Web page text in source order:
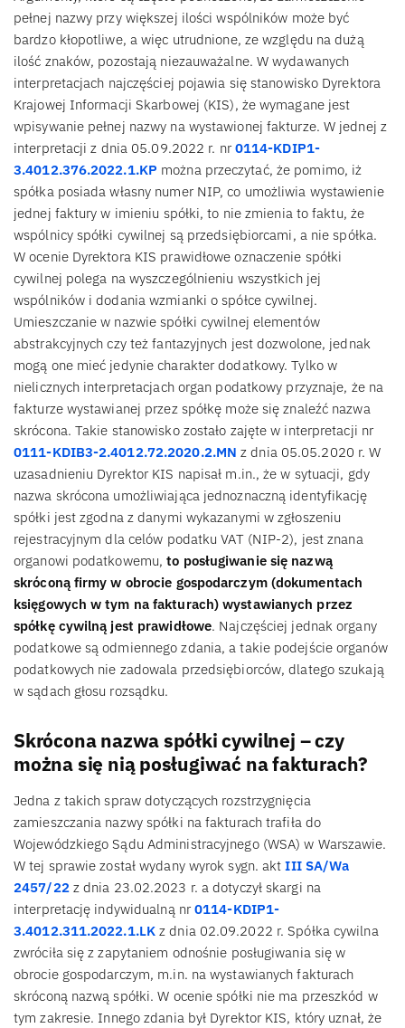
pełnej nazwy przy większej ilości wspólników może być
bardzo kłopotliwe, a więc utrudnione, ze względu na dużą
ilość znaków, pozostają niezauważalne. W wydawanych
interpretacjach najczęściej pojawia się stanowisko Dyrektora
Krajowej Informacji Skarbowej (KIS), że wymagane jest
wpisywanie pełnej nazwy na wystawionej fakturze. W jednej z
interpretacji z dnia 05.09.2022 r. nr0114-KDIP1-
3.4012.376.2022.1.KP można przeczytać, że pomimo, iż
spółka posiada własny numer NIP, co umożliwia wystawienie
jednej faktury w imieniu spółki, to nie zmienia to faktu, że
wspólnicy spółki cywilnej są przedsiębiorcami, a nie spółka.
W ocenie Dyrektora KIS prawidłowe oznaczenie spółki
cywilnej polega na wyszczególnieniu wszystkich jej
wspólników i dodania wzmianki o spółce cywilnej.
Umieszczanie w nazwie spółki cywilnej elementów
abstrakcyjnych czy też fantazyjnych jest dozwolone, jednak
mogą one mieć jedynie charakter dodatkowy. Tylko w
nielicznych interpretacjach organ podatkowy przyznaje, że na
fakturze wystawianej przez spółkę może się znaleźć nazwa
skrócona. Takie stanowisko zostało zajęte w interpretacji nr
0111-KDIB3-2.4012.72.2020.2.MN z dnia 05.05.2020 r. W
uzasadnieniu Dyrektor KIS napisał m.in., że w sytuacji, gdy
nazwa skrócona umożliwiająca jednoznaczną identyfikację
spółki jest zgodna z danymi wykazanymi w zgłoszeniu
rejestracyjnym dla celów podatku VAT (NIP-2), jest znana
organowi podatkowemu,to posługiwanie się nazwą
skróconą firmy w obrocie gospodarczym (dokumentach
księgowych w tym na fakturach) wystawianych przez
spółkę cywilną jest prawidłowe. Najczęściej jednak organy
podatkowe są odmiennego zdania, a takie podejście organów
podatkowych nie zadowala przedsiębiorców, dlatego szukają
w sądach głosu rozsądku.
Skrócona nazwa spółki cywilnej – czy
można się nią posługiwać na fakturach?
Jedna z takich spraw dotyczących rozstrzygnięcia
zamieszczania nazwy spółki na fakturach trafiła do
Wojewódzkiego Sądu Administracyjnego (WSA) w Warszawie.
W tej sprawie został wydany wyrok sygn. aktIII SA/Wa
2457/22z dnia 23.02.2023 r. a dotyczył skargi na
interpretację indywidualną nr0114-KDIP1-
3.4012.311.2022.1.LK z dnia 02.09.2022 r. Spółka cywilna
zwróciła się z zapytaniem odnośnie posługiwania się w
obrocie gospodarczym, m.in. na wystawianych fakturach
skróconą nazwą spółki. W ocenie spółki nie ma przeszkód w
tym zakresie. Innego zdania był Dyrektor KIS, który uznał, że